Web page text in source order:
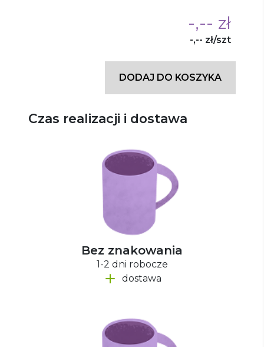
-,-- zł
-,-- zł/szt
DODAJ DO KOSZYKA
Czas realizacji i dostawa
Bez znakowania
1-2 dni robocze
dostawa